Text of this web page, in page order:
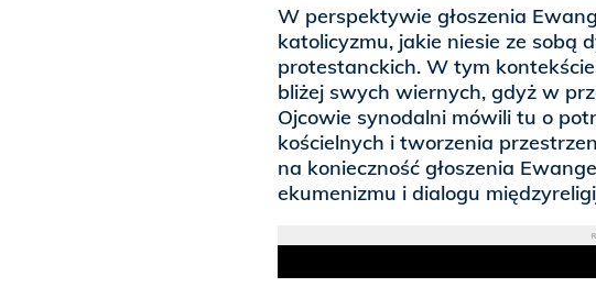
W perspektywie głoszenia
katolicyzmu, jakie niesie ze sobą
protestanckich. W tym
bliżej swych wiernych, gdyż w
Ojcowie synodalni mówili tu o
kościelnych i tworzenia
na konieczność głoszenia
ekumenizmu i dialogu